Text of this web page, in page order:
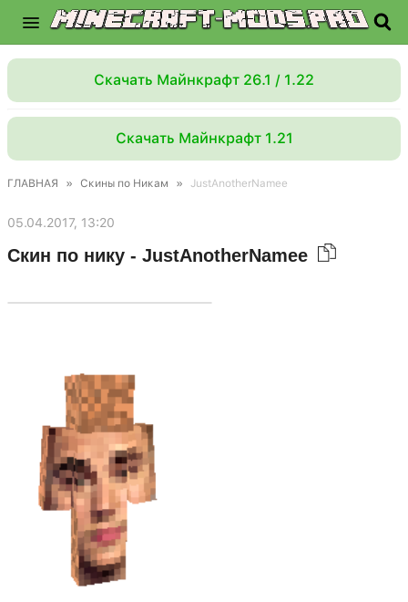
Скачать Майнкрафт 26.1 / 1.22
Скачать Майнкрафт 1.21
ГЛАВНАЯ » Скины по Никам » JustAnotherNamee
05.04.2017, 13:20
Скин по нику - JustAnotherNamee